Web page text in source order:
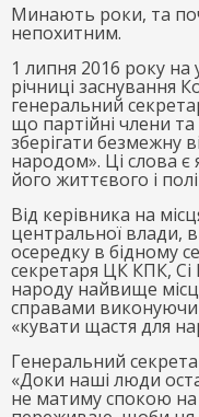
Минають роки, та
непохитним.
1 липня 2016 року на
річниці заснування
генеральний
що партійні члени
зберігати безмежну
народом». Ці слова
його життєвого і
Від керівника на
центральної влади,
осередку в бідному
секретаря ЦК КПК, Сі
народу найвище
справами
«кувати щастя для
Генеральний
«Доки наші люди
не матиму спокою на